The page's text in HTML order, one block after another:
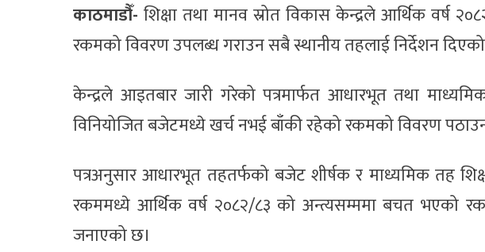
काठमाडौँ-शिक्षा तथा मानव स्रोत विकास केन्द्रले आर्थिक वर्ष
रकमको विवरण उपलब्ध गराउन सबै स्थानीय तहलाई निर्देशन
केन्द्रले आइतबार जारी गरेको पत्रमार्फत आधारभूत तथा
विनियोजित बजेटमध्ये खर्च नभई बाँकी रहेको रकमको विवरण
पत्रअनुसार आधारभूत तहतर्फको बजेट शीर्षक र माध्यमिक तह
रकममध्ये आर्थिक वर्ष २०८२/८३ को अन्त्यसम्ममा बचत भएको
जनाएको छ।